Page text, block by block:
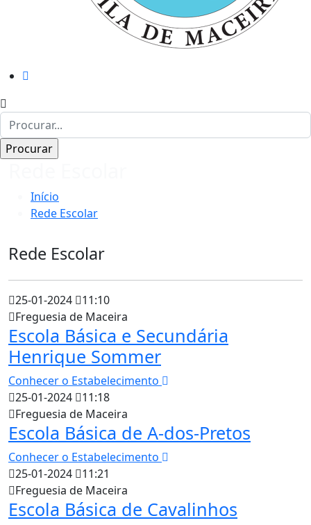
Início
Rede Escolar
Rede Escolar
25-01-2024
11:10
Freguesia de Maceira
Escola Básica e Secundária
Henrique Sommer
Conhecer o Estabelecimento
25-01-2024
11:18
Freguesia de Maceira
Escola Básica de A-dos-Pretos
Conhecer o Estabelecimento
25-01-2024
11:21
Freguesia de Maceira
Escola Básica de Cavalinhos